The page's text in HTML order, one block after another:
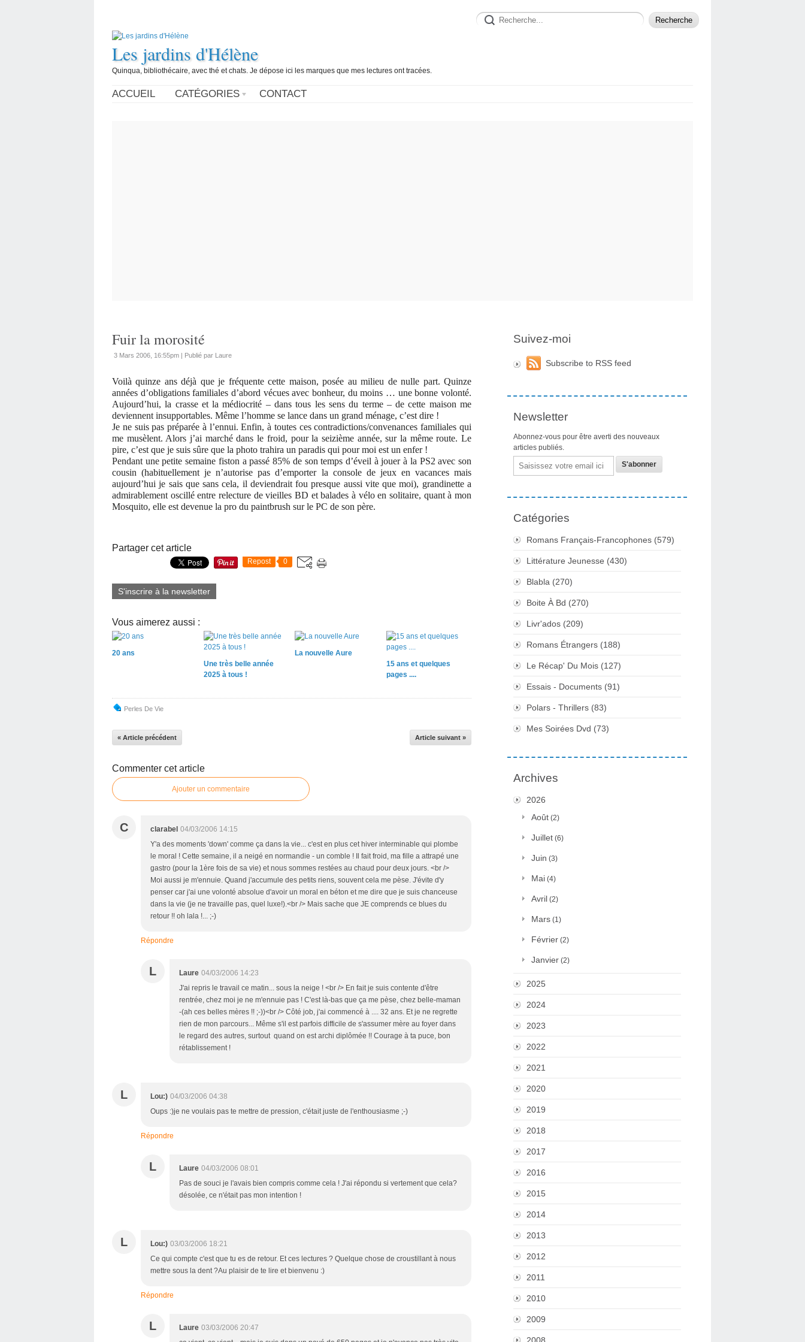
Les jardins d'Hélène
Quinqua, bibliothécaire, avec thé et chats. Je dépose ici les marques que mes lectures ont tracées.
ACCUEIL CATÉGORIES CONTACT
Fuir la morosité
3 Mars 2006, 16:55pm | Publié par Laure
Voilà quinze ans déjà que je fréquente cette maison, posée au milieu de nulle part. Quinze
années d’obligations familiales d’abord vécues avec bonheur, du moins … une bonne volonté.
Aujourd’hui, la crasse et la médiocrité – dans tous les sens du terme – de cette maison me
deviennent insupportables. Même l’homme se lance dans un grand ménage, c’est dire !
Je ne suis pas préparée à l’ennui. Enfin, à toutes ces contradictions/convenances familiales qui
me musèlent. Alors j’ai marché dans le froid, pour la seizième année, sur la même route. Le
pire, c’est que je suis sûre que la photo trahira un paradis qui pour moi est un enfer !
Pendant une petite semaine fiston a passé 85% de son temps d’éveil à jouer à la PS2 avec son
cousin (habituellement je n’autorise pas d’emporter la console de jeux en vacances mais
aujourd’hui je sais que sans cela, il deviendrait fou presque aussi vite que moi), grandinette a
admirablement oscillé entre relecture de vieilles BD et balades à vélo en solitaire, quant à mon
Mosquito, elle est devenue la pro du paintbrush sur le PC de son père.
Partager cet article
Repost 0
S'inscrire à la newsletter
Vous aimerez aussi :
20 ans
Une très belle année
2025 à tous !
La nouvelle Aure
15 ans et quelques
pages ....
Perles De Vie
« Article précédent Article suivant »
Commenter cet article
Ajouter un commentaire
C clarabel 04/03/2006 14:15
Y'a des moments 'down' comme ça dans la vie... c'est en plus cet hiver interminable qui plombe
le moral ! Cette semaine, il a neigé en normandie - un comble ! Il fait froid, ma fille a attrapé une
gastro (pour la 1ère fois de sa vie) et nous sommes restées au chaud pour deux jours. <br />
Moi aussi je m'ennuie. Quand j'accumule des petits riens, souvent cela me pèse. J'évite d'y
penser car j'ai une volonté absolue d'avoir un moral en béton et me dire que je suis chanceuse
dans la vie (je ne travaille pas, quel luxe!).<br /> Mais sache que JE comprends ce blues du
retour !! oh lala !... ;-)
Répondre
L Laure 04/03/2006 14:23
J'ai repris le travail ce matin... sous la neige ! <br /> En fait je suis contente d'être
rentrée, chez moi je ne m'ennuie pas ! C'est là-bas que ça me pèse, chez belle-maman
-(ah ces belles mères !! ;-))<br /> Côté job, j'ai commencé à .... 32 ans. Et je ne regrette
rien de mon parcours... Même s'il est parfois difficile de s'assumer mère au foyer dans
le regard des autres, surtout quand on est archi diplômée !! Courage à ta puce, bon
rétablissement !
L Lou:) 04/03/2006 04:38
Oups :)je ne voulais pas te mettre de pression, c'était juste de l'enthousiasme ;-)
Répondre
L Laure 04/03/2006 08:01
Pas de souci je l'avais bien compris comme cela ! J'ai répondu si vertement que cela?
désolée, ce n'était pas mon intention !
L Lou:) 03/03/2006 18:21
Ce qui compte c'est que tu es de retour. Et ces lectures ? Quelque chose de croustillant à nous
mettre sous la dent ?Au plaisir de te lire et bienvenu :)
Répondre
L Laure 03/03/2006 20:47
Suivez-moi
Subscribe to RSS feed
Newsletter
Abonnez-vous pour être averti des nouveaux
articles publiés.
Email
Catégories
Romans Français-Francophones (579)
Littérature Jeunesse (430)
Blabla (270)
Boite À Bd (270)
Livr'ados (209)
Romans Étrangers (188)
Le Récap' Du Mois (127)
Essais - Documents (91)
Polars - Thrillers (83)
Mes Soirées Dvd (73)
Archives
2026
Août (2)
Juillet (6)
Juin (3)
Mai (4)
Avril (2)
Mars (1)
Février (2)
Janvier (2)
2025
2024
2023
2022
2021
2020
2019
2018
2017
2016
2015
2014
2013
2012
2011
2010
2009